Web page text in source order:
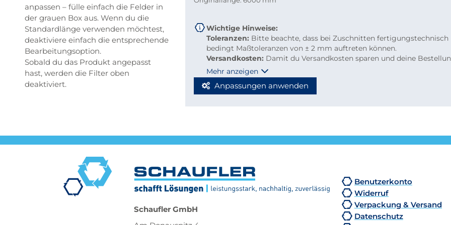
anpassen – fülle einfach die Felder in
der grauen Box aus. Wenn du die
Standardlänge verwenden möchtest,
deaktiviere einfach die entsprechende
Bearbeitungsoption.
Sobald du das Produkt angepasst
hast, werden die Filter oben
deaktiviert.
Wichtige Hinweise:
Toleranzen: Bitte beachte, dass bei Zuschnitten fertigungstechnisch
bedingt Maßtoleranzen von ± 2 mm auftreten können.
Versandkosten: Damit du Versandkosten sparen und deine
bequem per Paketdienst geliefert werden kann, beachte bitte folgende
Richtlinien für Kleinmengen-Zuschnitte
Stabmaterial: maximal 2.000 mm Länge
Berechnung: 2 × Breite + 1 × längste Seite (max. 2.000 mm)
Mehr anzeigen
Anpassungen anwenden
Schaufler GmbH
Benutzerkonto
Widerruf
Verpackung & Versand
Datenschutz